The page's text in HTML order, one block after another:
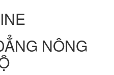
NÔNG